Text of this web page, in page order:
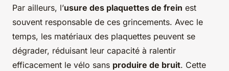
Par ailleurs, l’usure des plaquettes de frein est
souvent responsable de ces grincements. Avec le
temps, les matériaux des plaquettes peuvent se
dégrader, réduisant leur capacité à ralentir
efficacement le vélo sans produire de bruit. Cette